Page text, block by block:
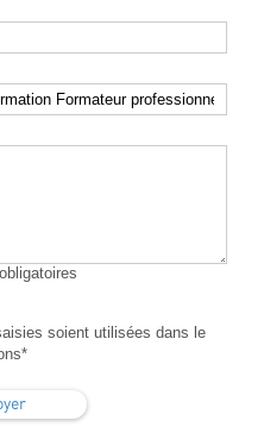
soient utilisées dans le